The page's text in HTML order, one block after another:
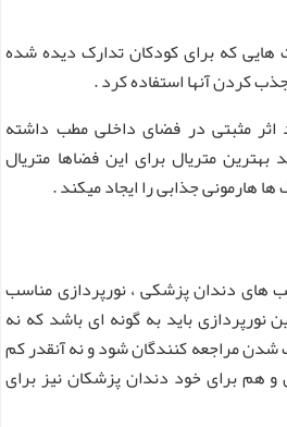
که برای کودکان تدارک دیده شده
کردن آنها استفاده کرد .
اثر مثبتی در فضای داخلی مطب داشته
متریال برای این فضاها متریال
هارمونی جذابی را ایجاد میکند .
دندان پزشکی ، نورپردازی مناسب
باید به گونه ای باشد که نه
شدن مراجعه کنندگان شود و نه آنقدر کم
هم برای خود دندان پزشکان نیز برای